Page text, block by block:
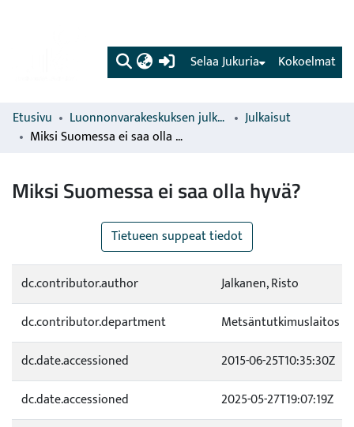
(current) Kokoelmat
Selaa Jukuria
Etusivu Luonnonvarakeskuksen julkaisut
Julkaisut
Miksi Suomessa ei saa olla hyvä?
Miksi Suomessa ei saa olla hyvä?
Tietueen suppeat tiedot
dc.contributor.author
Jalkanen, Risto
dc.contributor.department
Metsäntutkimuslaitos
dc.date.accessioned
2015-06-25T10:35:30Z
dc.date.accessioned
2025-05-27T19:07:19Z